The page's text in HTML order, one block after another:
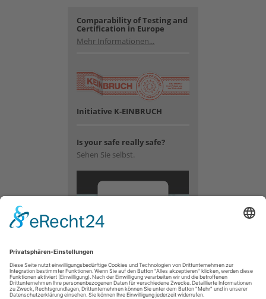
Comparability of Testing and
Certification in Europe
Mehr Informationen...
Initiative K-EINBRUCH
Is your safe really safe?
Sehen Sie selbst.
YouTube
Video-